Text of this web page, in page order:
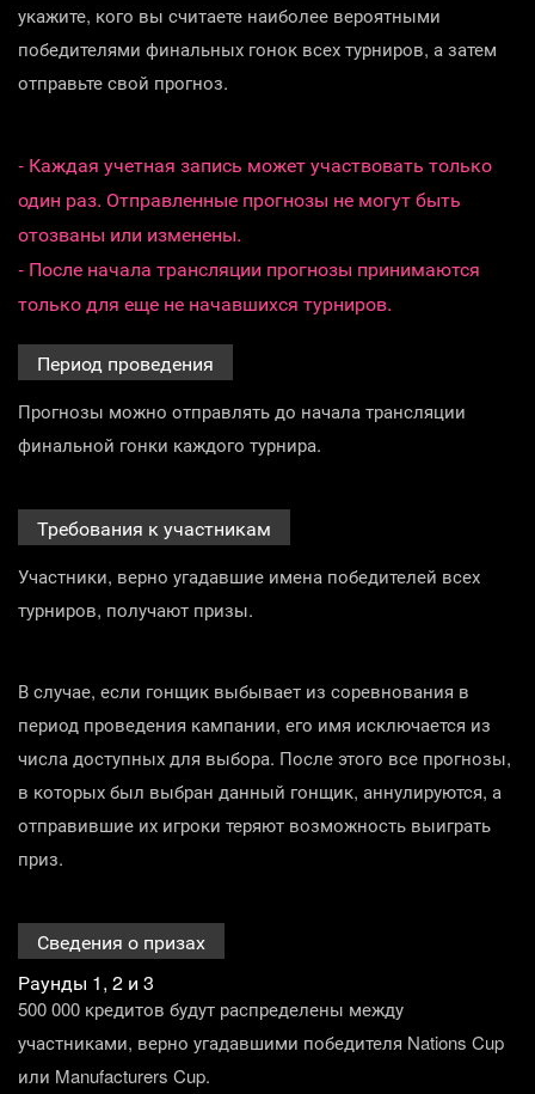
укажите, кого вы считаете наиболее вероятными
победителями финальных гонок всех турниров, а затем
отправьте свой прогноз.
- Каждая учетная запись может участвовать только
один раз. Отправленные прогнозы не могут быть
отозваны или изменены.
- После начала трансляции прогнозы принимаются
только для еще не начавшихся турниров.
Период проведения
Прогнозы можно отправлять до начала трансляции
финальной гонки каждого турнира.
Требования к участникам
Участники, верно угадавшие имена победителей всех
турниров, получают призы.
В случае, если гонщик выбывает из соревнования в
период проведения кампании, его имя исключается из
числа доступных для выбора. После этого все прогнозы,
в которых был выбран данный гонщик, аннулируются, а
отправившие их игроки теряют возможность выиграть
приз.
Сведения о призах
Раунды 1, 2 и 3
500 000 кредитов будут распределены между
участниками, верно угадавшими победителя Nations Cup
или Manufacturers Cup.